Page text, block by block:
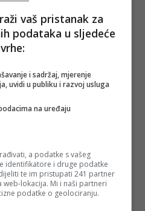
#kerozin
#skladište
#vodozaštitna zona
vaš pristanak za
podataka u sljedeće
i sadržaj, mjerenje
uvidi u publiku i razvoj usluga
na uređaju
a podatke s vašeg
identifikatore i druge podatke
te im pristupati 241 partner
lokacija. Mi i naši partneri
podatke o geolociranju.